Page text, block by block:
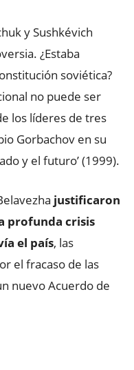
y Sushkévich
¿Estaba
soviética?
no puede ser
los líderes de tres
Gorbachov en su
y el futuro’ (1999).
justificaron
profunda crisis
el país, las
el fracaso de las
nuevo Acuerdo de